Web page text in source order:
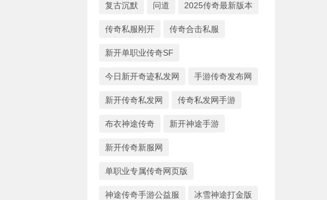
复古沉默 问道 2025传奇最新版本
传奇私服刚开 传奇合击私服
新开单职业传奇SF
今日新开奇迹私发网 手游传奇发布网
新开传奇私发网 传奇私发网手游
布衣神途传奇 新开神途手游
新开传奇新服网
单职业专属传奇网页版
神途传奇手游公益服 冰雪神途打金版